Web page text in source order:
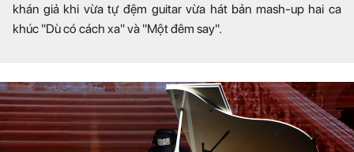
khán giả khi vừa tự đệm guitar vừa hát bản mash-up hai ca
khúc "Dù có cách xa" và "Một đêm say".